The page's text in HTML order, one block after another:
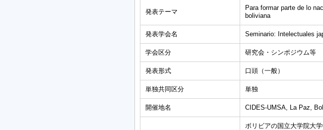
発表テーマ
Para formar parte de lo
boliviana
発表学会名 Seminario: Intelectuales
学会区分 研究会・シンポジウム等
発表形式 口頭（一般）
単独共同区分 単独
開催地名 CIDES-UMSA, La Paz,
ボリビアの国立大学院大